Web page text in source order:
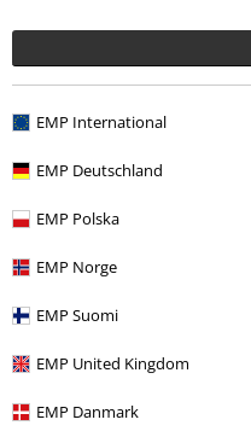
EMP International
EMP Deutschland
EMP Polska
EMP Norge
EMP Suomi
EMP United Kingdom
EMP Danmark
Vanaf€ 21,59